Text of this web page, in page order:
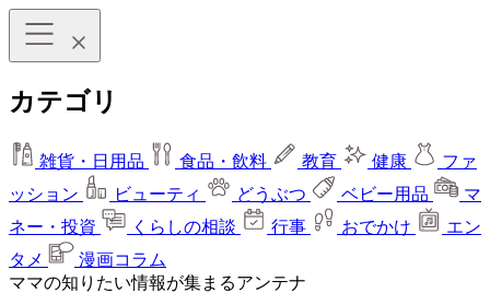
カテゴリ
雑貨・日用品 食品・飲料 教育 健康
ファ
ッション
ビューティ どうぶつ ベビー用品
マ
ネー・投資
くらしの相談 行事 おでかけ
エン
タメ
漫画コラム
ママの知りたい情報が集まるアンテナ